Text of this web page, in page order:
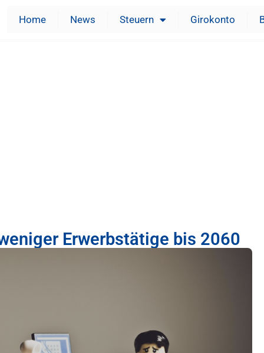
Home News Steuern Girokonto
Erwerbstätige bis 2060